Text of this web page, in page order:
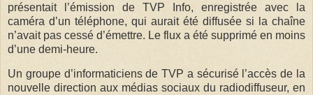
présentait l’émission de TVP Info, enregistrée avec la
caméra d’un téléphone, qui aurait été diffusée si la chaîne
n’avait pas cessé d’émettre. Le flux a été supprimé en moins
d’une demi-heure.
Un groupe d’informaticiens de TVP a sécurisé l’accès de la
nouvelle direction aux médias sociaux du radiodiffuseur, en